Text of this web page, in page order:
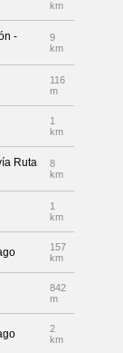
km
-
9
km
116
m
1
km
Ruta
8
km
1
km
157
km
842
m
2
km